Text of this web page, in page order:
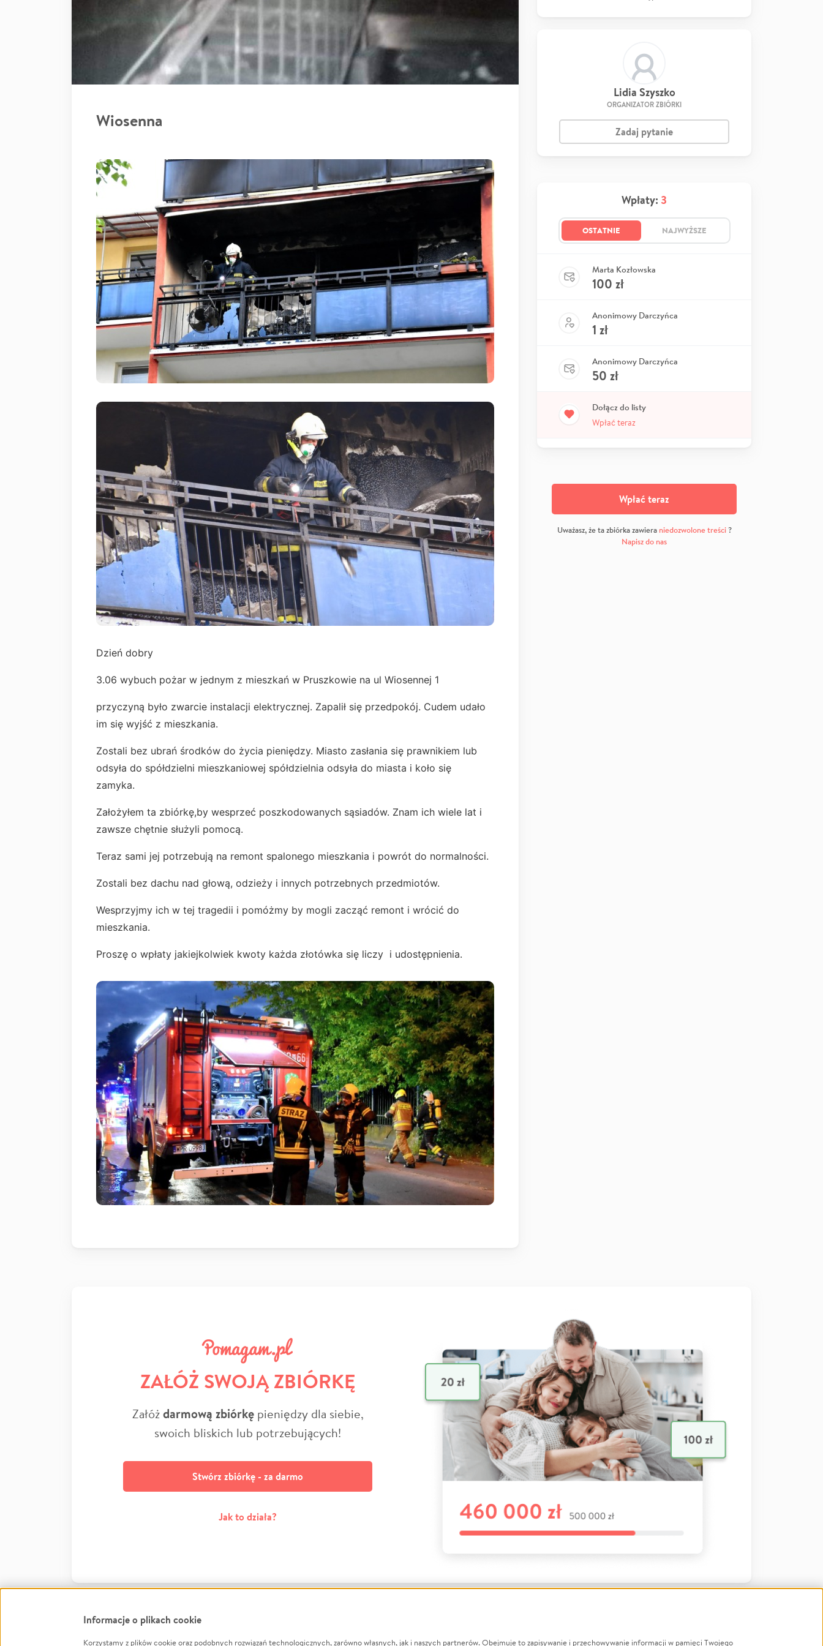
Wiosenna
Dzień dobry
3.06 wybuch pożar w jednym z mieszkań w Pruszkowie na ul Wiosennej 1
przyczyną było zwarcie instalacji elektrycznej. Zapalił się przedpokój. Cudem udało
im się wyjść z mieszkania.
Zostali bez ubrań środków do życia pieniędzy. Miasto zasłania się prawnikiem lub
odsyła do spółdzielni mieszkaniowej spółdzielnia odsyła do miasta i koło się
zamyka.
Założyłem ta zbiórkę,by wesprzeć poszkodowanych sąsiadów. Znam ich wiele lat i
zawsze chętnie służyli pomocą.
Teraz sami jej potrzebują na remont spalonego mieszkania i powrót do normalności.
Zostali bez dachu nad głową, odzieży i innych potrzebnych przedmiotów.
Wesprzyjmy ich w tej tragedii i pomóżmy by mogli zacząć remont i wrócić do
mieszkania.
Proszę o wpłaty jakiejkolwiek kwoty każda złotówka się liczy i udostępnienia.
Lidia Szyszko
ORGANIZATOR ZBIÓRKI
Zadaj pytanie
Wpłaty: 3
OSTATNIE NAJWYŻSZE
Marta Kozłowska
100 zł
Anonimowy Darczyńca
1 zł
Anonimowy Darczyńca
50 zł
Dołącz do listy
Wpłać teraz
Wpłać teraz
Uważasz, że ta zbiórka zawiera niedozwolone treści?
Napisz do nas
ZAŁÓŻ SWOJĄ ZBIÓRKĘ
Załóżdarmową zbiórkępieniędzy dla siebie,
swoich bliskich lub potrzebujących!
Stwórz zbiórkę - za darmo
Jak to działa?
Informacje o plikach cookie
Korzystamy z plików cookie oraz podobnych rozwiązań technologicznych, zarówno własnych, jak i naszych partnerów. Obejmuje to zapisywanie i przechowywanie informacji w pamięci Twojego